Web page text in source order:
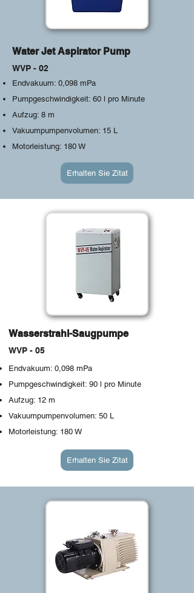
Water Jet Aspirator Pump
WVP - 02
Endvakuum: 0,098 mPa
Pumpgeschwindigkeit: 60 l pro Minute
Aufzug: 8 m
Vakuumpumpenvolumen: 15 L
Motorleistung: 180 W
Erhalten Sie Zitat
Wasserstrahl-Saugpumpe
WVP - 05
Endvakuum: 0,098 mPa
Pumpgeschwindigkeit: 90 l pro Minute
Aufzug: 12 m
Vakuumpumpenvolumen: 50 L
Motorleistung: 180 W
Erhalten Sie Zitat